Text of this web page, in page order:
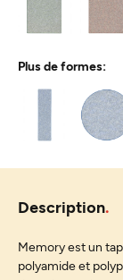
Plus de formes:
Description
Memory est un
polyamide et